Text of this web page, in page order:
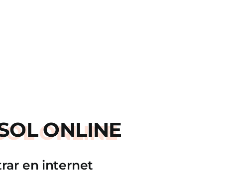
ONLINE
en internet